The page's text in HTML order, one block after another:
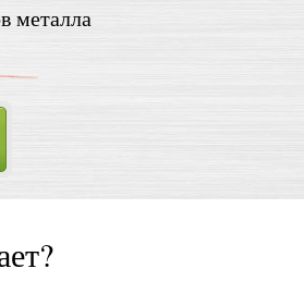
металла